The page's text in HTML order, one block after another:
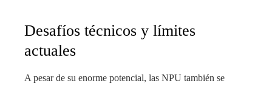
Desafíos técnicos y límites
actuales
A pesar de su enorme potencial, las NPU también se